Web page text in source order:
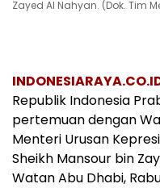
Zayed Al Nahyan. (Dok. Tim
Republik Indonesia
pertemuan dengan
Menteri Urusan
Sheikh Mansour bin
Watan Abu Dhabi,